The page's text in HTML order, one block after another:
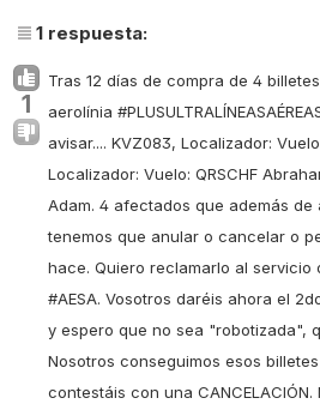
1 respuesta:
1
Tras 12 días de compra de 4
aerolínia
avisar.... KVZ083, Localizador:
Localizador: Vuelo: QRSCHF
Adam. 4 afectados que además de
tenemos que anular o cancelar o
hace. Quiero reclamarlo al servicio
#AESA. Vosotros daréis ahora el
y espero que no sea "robotizada",
Nosotros conseguimos esos
contestáis con una